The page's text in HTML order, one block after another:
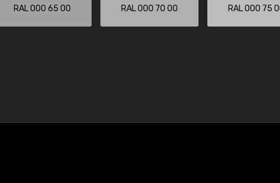
RAL 000 65 00 RAL 000 70 00 RAL 000 75